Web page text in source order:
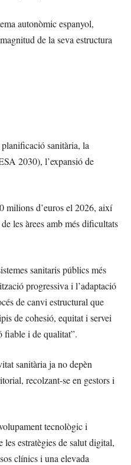
autonòmic espanyol,
de la seva estructura
sanitària, la
2030), l’expansió de
milions d’euros el 2026, així
les àrees amb més dificultats
sanitaris públics més
progressiva i l’adaptació
de canvi estructural que
de cohesió, equitat i servei
fiable i de qualitat”.
sanitària ja no depèn
recolzant-se en gestors i
tecnològic i
les estratègies de salut digital,
clínics i una elevada